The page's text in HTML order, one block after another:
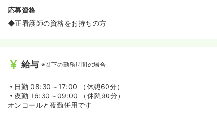
応募資格
◆正看護師の資格をお持ちの方
給与 ※以下の勤務時間の場合
日勤 08:30～17:00 （休憩60分）
夜勤 16:30～09:00 （休憩90分）
オンコールと夜勤併用です